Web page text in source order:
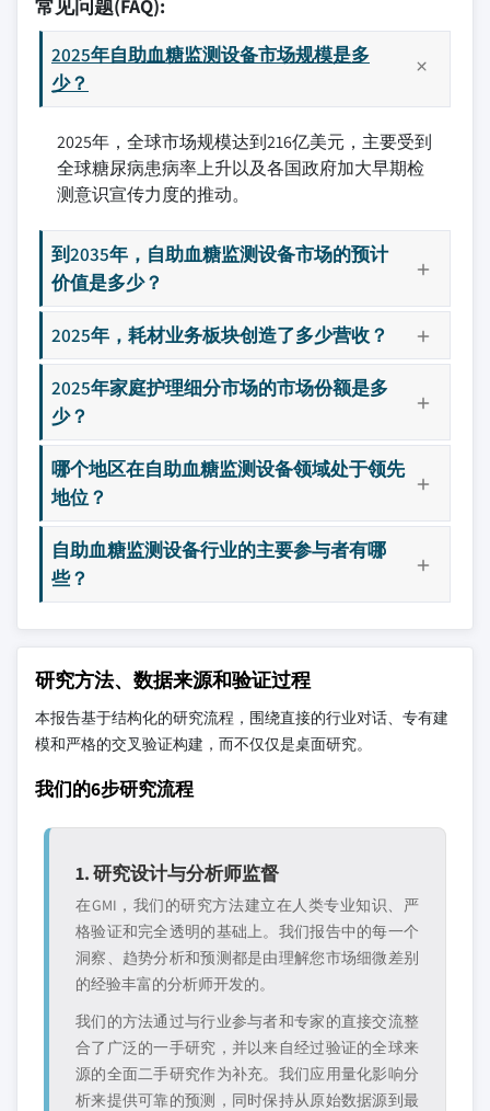
常见问题(FAQ):
2025年自助血糖监测设备市场规模是多
少？
2025年，全球市场规模达到216亿美元，主要受到
全球糖尿病患病率上升以及各国政府加大早期检
测意识宣传力度的推动。
到2035年，自助血糖监测设备市场的预计
价值是多少？
2025年，耗材业务板块创造了多少营收？
2025年家庭护理细分市场的市场份额是多
少？
哪个地区在自助血糖监测设备领域处于领先
地位？
自助血糖监测设备行业的主要参与者有哪
些？
研究方法、数据来源和验证过程
本报告基于结构化的研究流程，围绕直接的行业对话、专有建
模和严格的交叉验证构建，而不仅仅是桌面研究。
我们的6步研究流程
1. 研究设计与分析师监督
在GMI，我们的研究方法建立在人类专业知识、严
格验证和完全透明的基础上。我们报告中的每一个
洞察、趋势分析和预测都是由理解您市场细微差别
的经验丰富的分析师开发的。
我们的方法通过与行业参与者和专家的直接交流整
合了广泛的一手研究，并以来自经过验证的全球来
源的全面二手研究作为补充。我们应用量化影响分
析来提供可靠的预测，同时保持从原始数据源到最